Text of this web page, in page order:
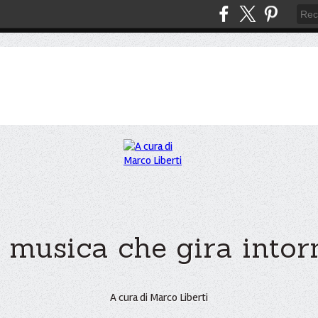
che gira
A cura di Marco Liberti